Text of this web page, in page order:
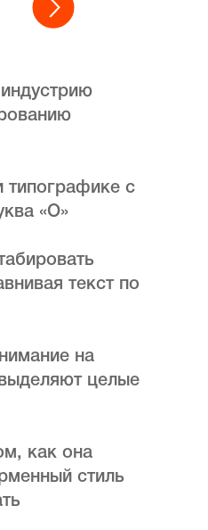
типографике с
«О»
текст по
на
целые
как она
стиль